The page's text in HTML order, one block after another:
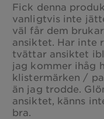
Fick denna
vanligtvis inte
väl får dem
ansiktet. Har inte
tvättar ansiktet
jag kommer ihåg
klistermärken /
än jag trodde.
ansiktet, känns
bra.